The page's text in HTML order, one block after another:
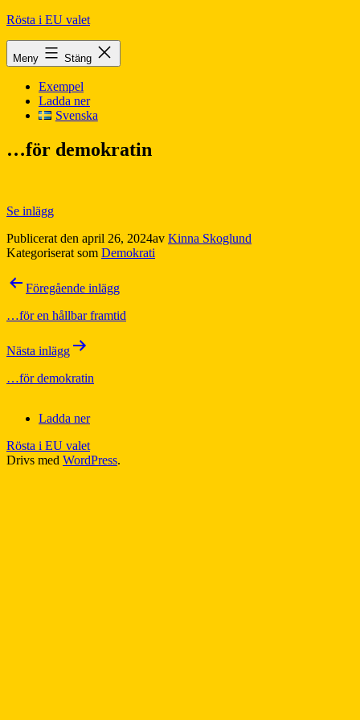
Hoppa
innehåll
Rösta i EU valet
Meny Stäng
Exempel
Ladda ner
Svenska
…för demokratin
Se inlägg
Publicerat den april 26, 2024av Kinna Skoglund
Kategoriserat som Demokrati
Inläggsnavigering
Föregående inlägg
…för en hållbar framtid
Nästa inlägg
…för demokratin
Ladda ner
Rösta i EU valet
Drivs med WordPress.